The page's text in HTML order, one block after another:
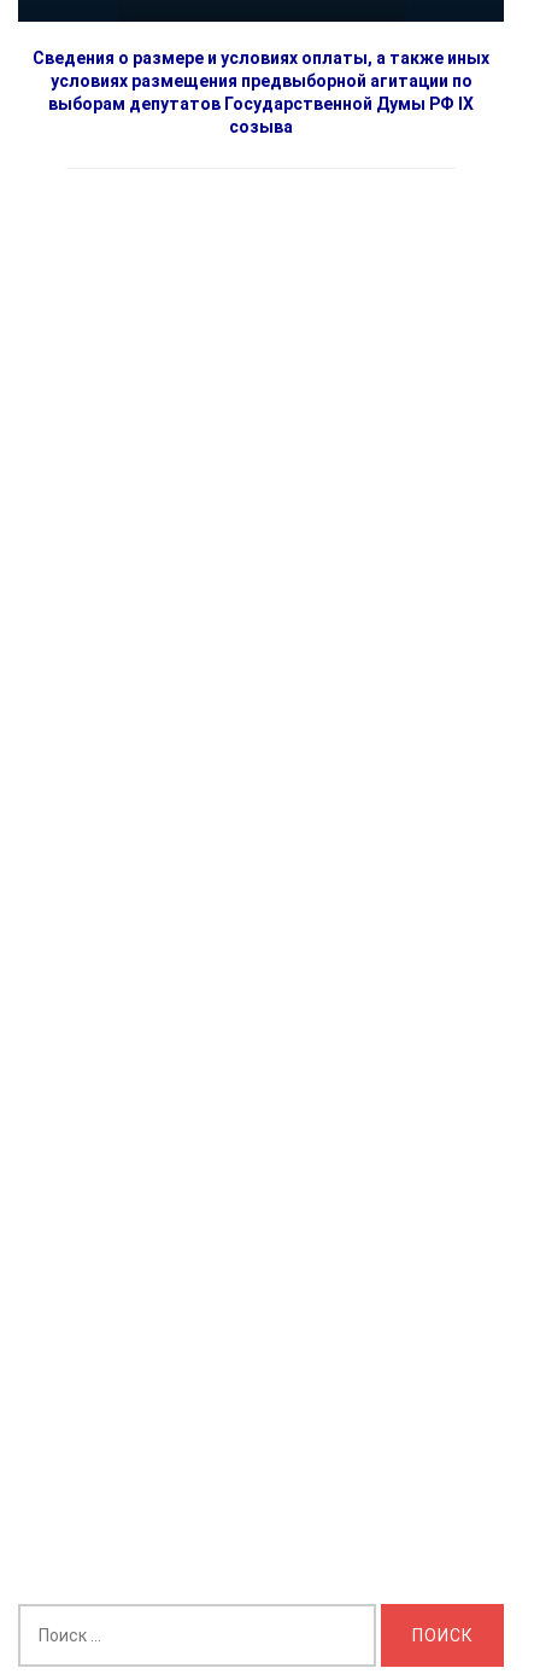
Сведения о размере и условиях оплаты, а также иных
условиях размещения предвыборной агитации по
выборам депутатов Государственной Думы РФ IX
созыва